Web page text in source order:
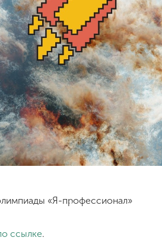
«Я-профессионал»
ссылке.